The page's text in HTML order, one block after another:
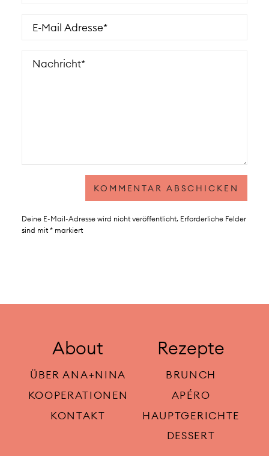
Deine E-Mail-Adresse wird nicht veröffentlicht. Erforderliche Felder
sind mit *markiert
About
ÜBER ANA+NINA
KOOPERATIONEN
KONTAKT
Rezepte
BRUNCH
APÉRO
HAUPTGERICHTE
DESSERT